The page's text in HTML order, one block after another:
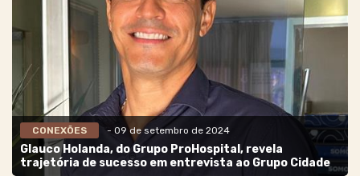
CONEXÕES - 09 de setembro de 2024
Glauco Holanda, do Grupo ProHospital, revela
trajetória de sucesso em entrevista ao Grupo Cidade